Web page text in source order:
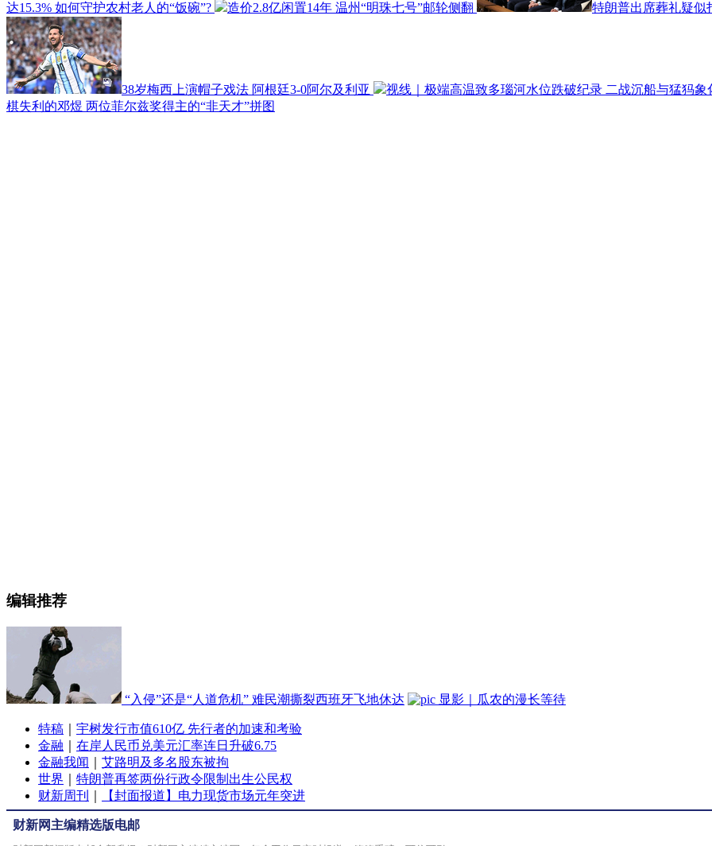
达15.3% 如何守护农村老人的“饭碗”? 造价2.8亿闲置14年 温州“明珠七号”邮轮侧翻 特朗普出席葬礼疑似
38岁梅西上演帽子戏法 阿根廷3-0阿尔及利亚
视线｜极端高温致多瑙河水位跌破纪录 二战沉船与猛犸
棋失利的邓煜 两位菲尔兹奖得主的“非天才”拼图
编辑推荐
“入侵”还是“人道危机” 难民潮撕裂西班牙飞地休达 显影｜瓜农的漫长等待
特稿
宇树发行市值610亿 先行者的加速和考验
金融
在岸人民币兑美元汇率连日升破6.75
金融我闻
艾路明及多名股东被拘
世界
特朗普再签两份行政令限制出生公民权
财新周刊
【封面报道】电力现货市场元年突进
财新网主编精选版电邮